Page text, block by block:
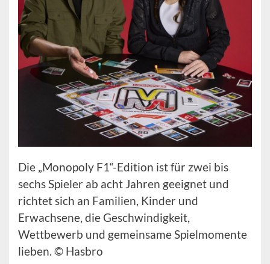
Die „Monopoly F1“-Edition ist für zwei bis
sechs Spieler ab acht Jahren geeignet und
richtet sich an Familien, Kinder und
Erwachsene, die Geschwindigkeit,
Wettbewerb und gemeinsame Spielmomente
lieben. © Hasbro